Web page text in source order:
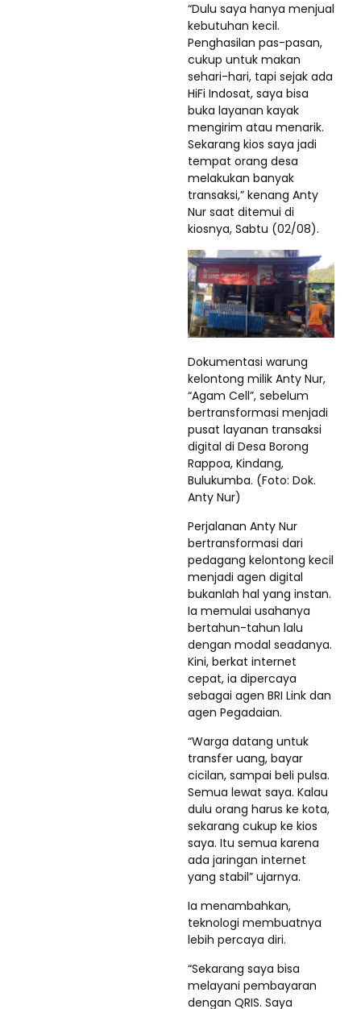
“Dulu saya hanya menjual
kebutuhan kecil.
Penghasilan pas-pasan,
cukup untuk makan
sehari-hari, tapi sejak ada
HiFi Indosat, saya bisa
buka layanan kayak
mengirim atau menarik.
Sekarang kios saya jadi
tempat orang desa
melakukan banyak
transaksi,” kenang Anty
Nur saat ditemui di
kiosnya, Sabtu (02/08).
Dokumentasi warung
kelontong milik Anty Nur,
“Agam Cell”, sebelum
bertransformasi menjadi
pusat layanan transaksi
digital di Desa Borong
Rappoa, Kindang,
Bulukumba. (Foto: Dok.
Anty Nur)
Perjalanan Anty Nur
bertransformasi dari
pedagang kelontong kecil
menjadi agen digital
bukanlah hal yang instan.
Ia memulai usahanya
bertahun-tahun lalu
dengan modal seadanya.
Kini, berkat internet
cepat, ia dipercaya
sebagai agen BRI Link dan
agen Pegadaian.
“Warga datang untuk
transfer uang, bayar
cicilan, sampai beli pulsa.
Semua lewat saya. Kalau
dulu orang harus ke kota,
sekarang cukup ke kios
saya. Itu semua karena
ada jaringan internet
yang stabil” ujarnya.
Ia menambahkan,
teknologi membuatnya
lebih percaya diri.
“Sekarang saya bisa
melayani pembayaran
dengan QRIS. Saya